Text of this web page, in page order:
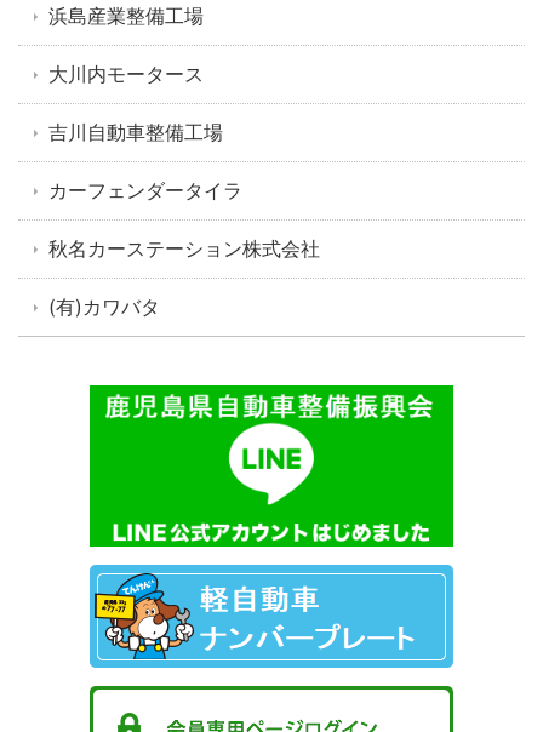
浜島産業整備工場
大川内モータース
吉川自動車整備工場
カーフェンダータイラ
秋名カーステーション株式会社
(有)カワバタ